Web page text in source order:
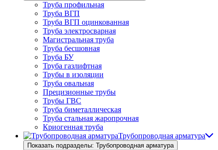
Труба профильная
Труба ВГП
Труба ВГП оцинкованная
Труба электросварная
Магистральная труба
Труба бесшовная
Труба БУ
Труба газлифтная
Трубы в изоляции
Труба овальная
Прецизионные трубы
Трубы ГВС
Труба биметаллическая
Труба стальная жаропрочная
Криогенная труба
Трубопроводная арматура
Показать подразделы: Трубопроводная арматура